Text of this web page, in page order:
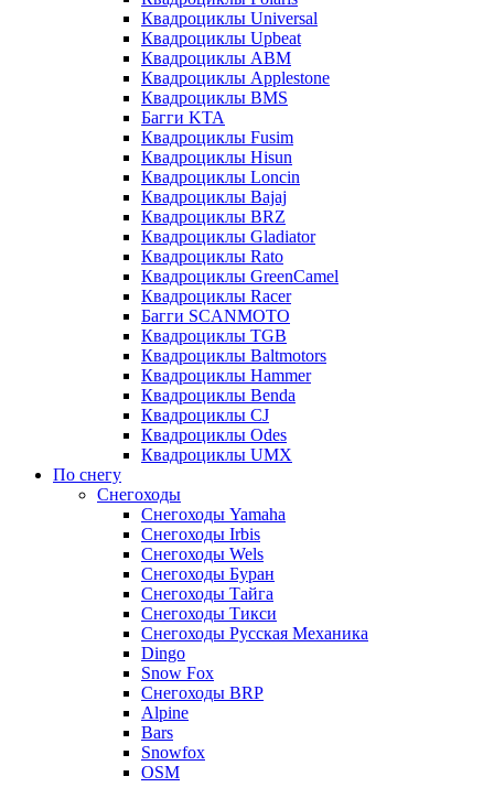
Квадроциклы Universal
Квадроциклы Upbeat
Квадроциклы ABM
Квадроциклы Applestone
Квадроциклы BMS
Багги KTA
Квадроциклы Fusim
Квадроциклы Hisun
Квадроциклы Loncin
Квадроциклы Bajaj
Квадроциклы BRZ
Квадроциклы Gladiator
Квадроциклы Rato
Квадроциклы GreenCamel
Квадроциклы Racer
Багги SCANMOTO
Квадроциклы TGB
Квадроциклы Baltmotors
Квадроциклы Hammer
Квадроциклы Benda
Квадроциклы CJ
Квадроциклы Odes
Квадроциклы UMX
По снегу
Снегоходы
Снегоходы Yamaha
Снегоходы Irbis
Снегоходы Wels
Снегоходы Буран
Снегоходы Тайга
Снегоходы Тикси
Снегоходы Русская Механика
Dingo
Snow Fox
Снегоходы BRP
Alpine
Bars
Snowfox
OSM